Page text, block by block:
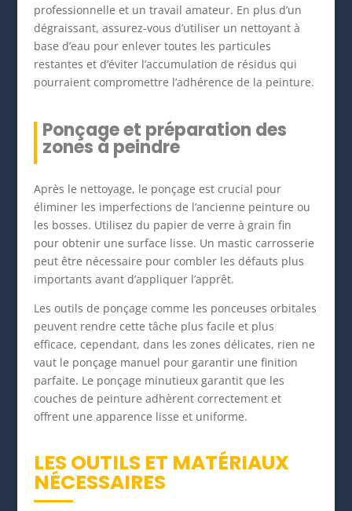
professionnelle et un travail amateur. En plus d’un
dégraissant, assurez-vous d’utiliser un nettoyant à
base d’eau pour enlever toutes les particules
restantes et d’éviter l’accumulation de résidus qui
pourraient compromettre l’adhérence de la peinture.
Ponçage et préparation des
zones à peindre
Après le nettoyage, le ponçage est crucial pour
éliminer les imperfections de l’ancienne peinture ou
les bosses. Utilisez du papier de verre à grain fin
pour obtenir une surface lisse. Un mastic carrosserie
peut être nécessaire pour combler les défauts plus
importants avant d’appliquer l’apprêt.
Les outils de ponçage comme les ponceuses orbitales
peuvent rendre cette tâche plus facile et plus
efficace, cependant, dans les zones délicates, rien ne
vaut le ponçage manuel pour garantir une finition
parfaite. Le ponçage minutieux garantit que les
couches de peinture adhèrent correctement et
offrent une apparence lisse et uniforme.
LES OUTILS ET MATÉRIAUX
NÉCESSAIRES